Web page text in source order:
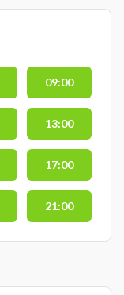
09:00
13:00
17:00
21:00